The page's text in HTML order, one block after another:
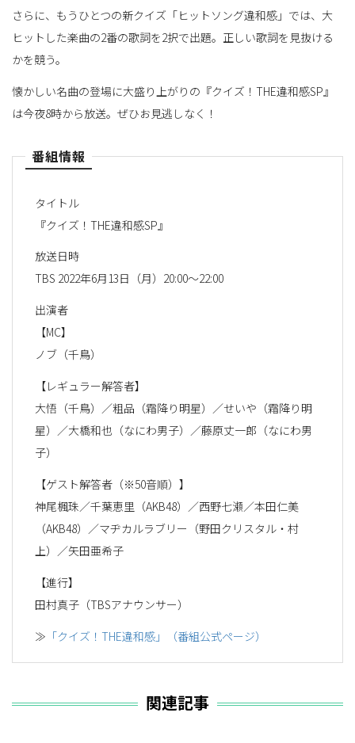
さらに、もうひとつの新クイズ「ヒットソング違和感」では、大
ヒットした楽曲の2番の歌詞を2択で出題。正しい歌詞を見抜ける
かを競う。
懐かしい名曲の登場に大盛り上がりの『クイズ！THE違和感SP』
は今夜8時から放送。ぜひお見逃しなく！
番組情報
タイトル
『クイズ！THE違和感SP』
放送日時
TBS 2022年6月13日（月）20:00～22:00
出演者
【MC】
ノブ（千鳥）
【レギュラー解答者】
大悟（千鳥）／粗品（霜降り明星）／せいや（霜降り明
星）／大橋和也（なにわ男子）／藤原丈一郎（なにわ男
子）
【ゲスト解答者（※50音順）】
神尾楓珠／千葉恵里（AKB48）／西野七瀬／本田仁美
（AKB48）／マヂカルラブリー（野田クリスタル・村
上）／矢田亜希子
【進行】
田村真子（TBSアナウンサー）
≫ 「クイズ！THE違和感」（番組公式ページ）
関連記事